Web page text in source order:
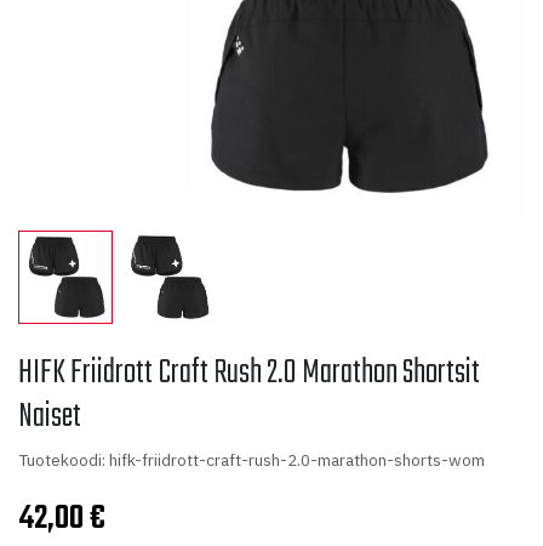
HIFK Friidrott Craft Rush 2.0 Marathon Shortsit
Naiset
Tuotekoodi: hifk-friidrott-craft-rush-2.0-marathon-shorts-wom
42,00€